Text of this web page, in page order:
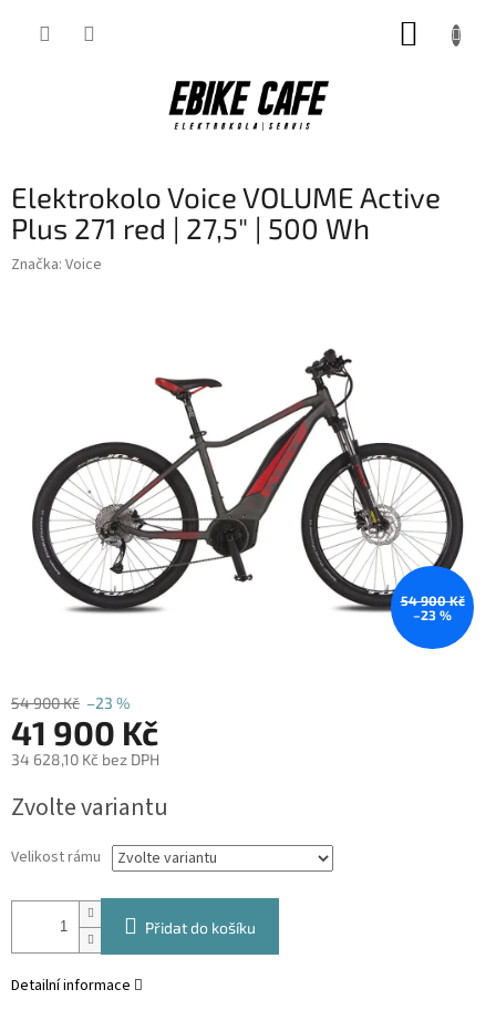
Elektrokolo Voice VOLUME Active
Plus 271 red | 27,5" | 500 Wh
Značka: Voice
54 900 Kč
–23 %
54 900 Kč –23 %
41 900 Kč
34 628,10 Kč bez DPH
cena:
Zvolte variantu
Velikost rámu
Přidat do košíku
Detailní informace